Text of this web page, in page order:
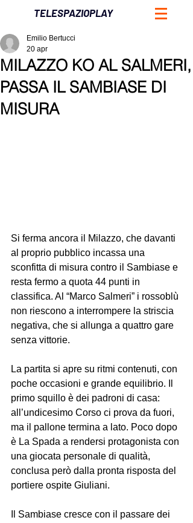
TELESPAZIOPLAY
MILAZZO KO AL SALMERI,
PASSA IL SAMBIASE DI
MISURA
Emilio Bertucci
20 apr
Si ferma ancora il Milazzo, che davanti
al proprio pubblico incassa una
sconfitta di misura contro il Sambiase e
resta fermo a quota 44 punti in
classifica. Al “Marco Salmeri” i rossoblù
non riescono a interrompere la striscia
negativa, che si allunga a quattro gare
senza vittorie.
La partita si apre su ritmi contenuti, con
poche occasioni e grande equilibrio. Il
primo squillo è dei padroni di casa:
all’undicesimo Corso ci prova da fuori,
ma il pallone termina a lato. Poco dopo
è La Spada a rendersi protagonista con
una giocata personale di qualità,
conclusa però dalla pronta risposta del
portiere ospite Giuliani.
Il Sambiase cresce con il passare dei